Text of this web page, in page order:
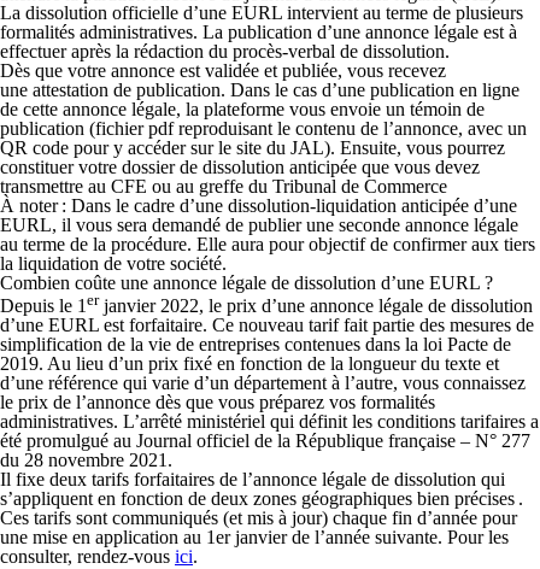
La dissolution officielle d’une EURL intervient au terme de plusieurs
formalités administratives. La publication d’une annonce légale est à
effectuer après la rédaction du procès-verbal de dissolution.
Dès que votre annonce est validée et publiée, vous recevez
une attestation de publication. Dans le cas d’une publication en ligne
de cette annonce légale, la plateforme vous envoie un témoin de
publication (fichier pdf reproduisant le contenu de l’annonce, avec un
QR code pour y accéder sur le site du JAL). Ensuite, vous pourrez
constituer votre dossier de dissolution anticipée que vous devez
transmettre au CFE ou au greffe du Tribunal de Commerce
À noter : Dans le cadre d’une dissolution-liquidation anticipée d’une
EURL, il vous sera demandé de publier une seconde annonce légale
au terme de la procédure. Elle aura pour objectif de confirmer aux tiers
la liquidation de votre société.
Combien coûte une annonce légale de dissolution d’une EURL ?
Depuis le 1 erjanvier 2022, le prix d’une annonce légale de dissolution
d’une EURL est forfaitaire. Ce nouveau tarif fait partie des mesures de
simplification de la vie de entreprises contenues dans la loi Pacte de
2019. Au lieu d’un prix fixé en fonction de la longueur du texte et
d’une référence qui varie d’un département à l’autre, vous connaissez
le prix de l’annonce dès que vous préparez vos formalités
administratives. L’arrêté ministériel qui définit les conditions tarifaires a
été promulgué au Journal officiel de la République française – N° 277
du 28 novembre 2021.
Il fixe deux tarifs forfaitaires de l’annonce légale de dissolution qui
s’appliquent en fonction de deux zones géographiques bien précises .
Ces tarifs sont communiqués (et mis à jour) chaque fin d’année pour
une mise en application au 1er janvier de l’année suivante. Pour les
consulter, rendez-vous ici.